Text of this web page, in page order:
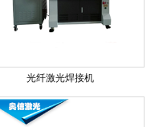
光纤激光焊接机